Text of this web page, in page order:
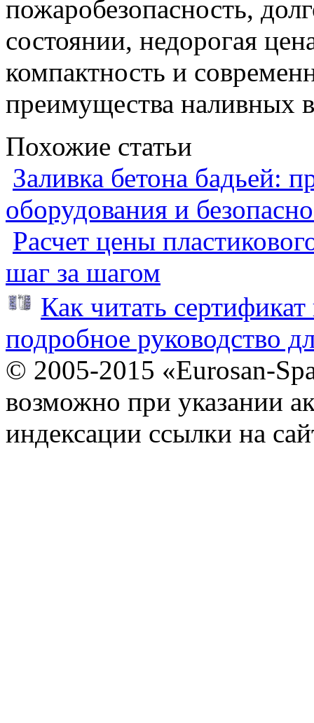
пожаробезопасность,
состоянии, недорогая
компактность и
преимущества наливных
Похожие статьи
Заливка бетона бадьей:
оборудования и
Расчет цены
шаг за шагом
Как читать
подробное руководство
© 2005-2015 «Eurosan-
возможно при указании
индексации ссылки на